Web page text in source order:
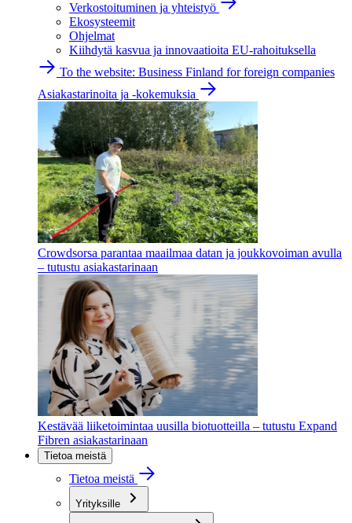
Verkostoituminen ja yhteistyö
Ekosysteemit
Ohjelmat
Kiihdytä kasvua ja innovaatioita EU-rahoituksella
To the website: Business Finland for foreign companies
Asiakastarinoita ja -kokemuksia
Crowdsorsa parantaa maailmaa datan ja joukkovoiman avulla
– tutustu asiakastarinaan
Kestävää liiketoimintaa uusilla biotuotteilla – tutustu Expand
Fibren asiakastarinaan
Tietoa meistä
Tietoa meistä
Yrityksille